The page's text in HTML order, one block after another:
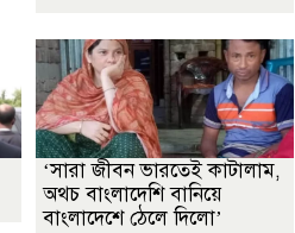
‘সারা জীবন ভারতেই কাটালাম,
অথচ বাংলাদেশি বানিয়ে
বাংলাদেশে ঠেলে দিলো’